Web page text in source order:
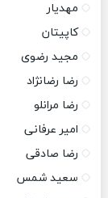
مهدیار
کاپیتان
مجید رضوی
رضا رضانژاد
رضا مرانلو
امیر عرفانی
رضا صادقی
سعید شمس